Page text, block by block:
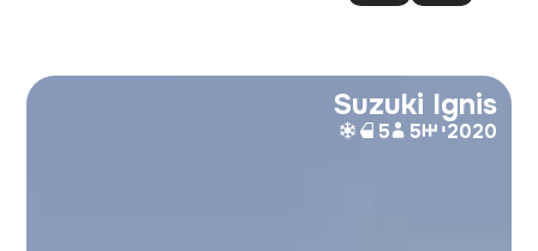
Suzuki Ignis
2020 י 5
5